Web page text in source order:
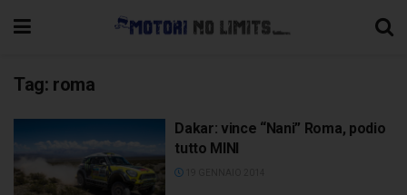
Tag: roma
Dakar: vince “Nani” Roma, podio
tutto MINI